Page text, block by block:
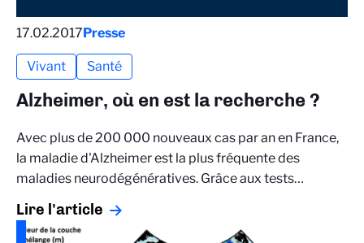
17.02.2017Presse
Vivant Santé
Alzheimer, où en est la recherche ?
Avec plus de 200 000 nouveaux cas par an en France,
la maladie d'Alzheimer est la plus fréquente des
maladies neurodégénératives. Grâce aux tests…
Lire l'article